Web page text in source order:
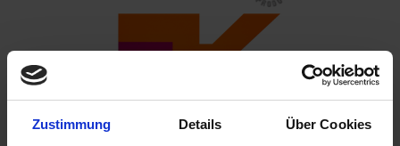
Zustimmung Details Über Cookies